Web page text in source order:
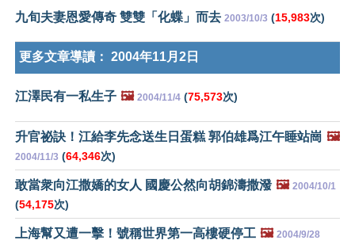
九旬夫妻恩愛傳奇 雙雙「化蝶」而去 2003/10/3 (15,983次)
更多文章導讀： 2004年11月2日
江澤民有一私生子 🖼️ 2004/11/4 (75,573次)
升官祕訣！江給李先念送生日蛋糕 郭伯雄爲江午睡站崗 🖼️
2004/11/3 (64,346次)
敢當衆向江撒嬌的女人 國慶公然向胡錦濤撒潑 🖼️ 2004/10/1
(54,175次)
上海幫又遭一擊！號稱世界第一高樓硬停工 🖼️ 2004/9/28